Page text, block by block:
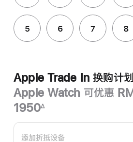
5 6 7 8
Apple Trade In 换购计划
Apple Watch 可优惠
1950
注
∆
Apple
Trade
添加折抵设备